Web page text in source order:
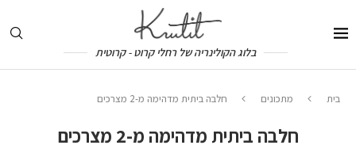
בלוג הקולינריה של רחלי קרוט - קרוטית
בית מתכונים חלבה ביתית מדהימה מ-2 מצרכים
חלבה ביתית מדהימה מ-2 מצרכים